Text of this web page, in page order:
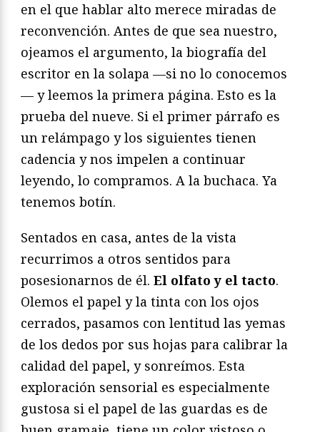
en el que hablar alto merece miradas de
reconvención. Antes de que sea nuestro,
ojeamos el argumento, la biografía del
escritor en la solapa —si no lo conocemos
— y leemos la primera página. Esto es la
prueba del nueve. Si el primer párrafo es
un relámpago y los siguientes tienen
cadencia y nos impelen a continuar
leyendo, lo compramos. A la buchaca. Ya
tenemos botín.
Sentados en casa, antes de la vista
recurrimos a otros sentidos para
posesionarnos de él. El olfato y el tacto.
Olemos el papel y la tinta con los ojos
cerrados, pasamos con lentitud las yemas
de los dedos por sus hojas para calibrar la
calidad del papel, y sonreímos. Esta
exploración sensorial es especialmente
gustosa si el papel de las guardas es de